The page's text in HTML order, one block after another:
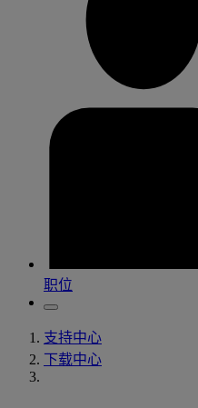
职位
支持中心
下载中心